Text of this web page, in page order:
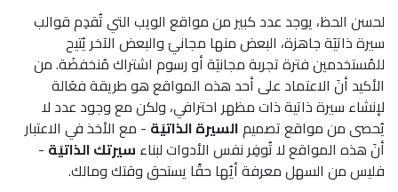
لحسن الحظ، يوجد عدد كبير من مواقع الويب التي تُقدِم قوالب
سيرة ذاتيَة جاهزة، البعض منها مجانيَ والبعض الآخر يُتيح
للمُستخدمين فترة تجربة مجانيَة أو رسوم اشتراك مُنخفضَة. من
الأكيد أنَ الاعتماد على أحد هذه المواقع هو طريقة فعَالة
لإنشاء سيرة ذاتية ذات مظهر احترافي، ولكن مع وجود عدد لا
يُحصى من مواقع تصميمالسيرة الذاتيَة - مع الأخذ في الاعتبار
أنَ هذه المواقع لا تُوفِر نفس الأدوات لبناء سيرتك الذاتيَة -
فليس من السهل معرفة أيُها حقًا يستحق وقتك ومالك.